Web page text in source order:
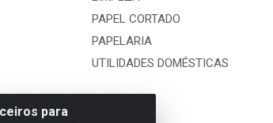
para
PAPEL CORTADO
PAPELARIA
UTILIDADES DOMÉSTICAS